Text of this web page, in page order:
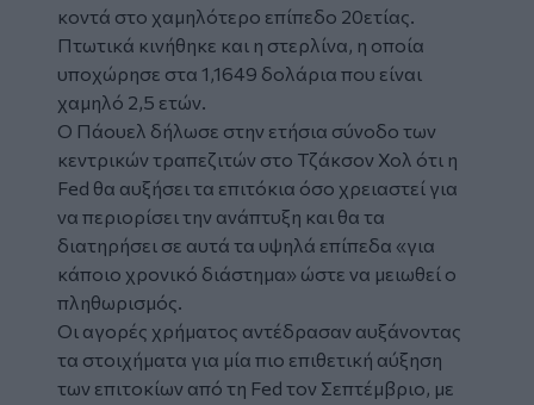
κοντά στο χαμηλότερο επίπεδο 20ετίας.
Πτωτικά κινήθηκε και η στερλίνα, η οποία
υποχώρησε στα 1,1649 δολάρια που είναι
χαμηλό 2,5 ετών.
Ο Πάουελ δήλωσε στην ετήσια σύνοδο των
κεντρικών τραπεζιτών στο Τζάκσον Χολ ότι η
Fed θα αυξήσει τα επιτόκια όσο χρειαστεί για
να περιορίσει την ανάπτυξη και θα τα
διατηρήσει σε αυτά τα υψηλά επίπεδα «για
κάποιο χρονικό διάστημα» ώστε να μειωθεί ο
πληθωρισμός.
Οι αγορές χρήματος αντέδρασαν αυξάνοντας
τα στοιχήματα για μία πιο επιθετική αύξηση
των επιτοκίων από τη Fed τον Σεπτέμβριο, με